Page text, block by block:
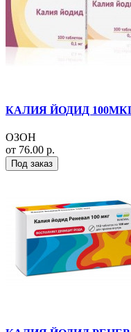
КАЛИЯ ЙОДИД
ОЗОН
от 76.00 р.
Под заказ